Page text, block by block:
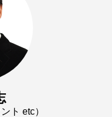
ト etc）